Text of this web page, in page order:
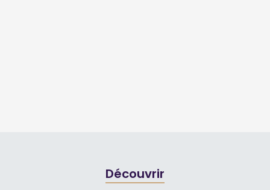
Découvrir